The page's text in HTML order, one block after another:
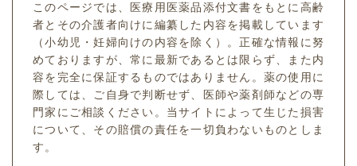
このページでは、医療用医薬品添付文書をもとに高齢
者とその介護者向けに編纂した内容を掲載しています
（小幼児・妊婦向けの内容を除く）。正確な情報に努
めておりますが、常に最新であるとは限らず、また内
容を完全に保証するものではありません。薬の使用に
際しては、ご自身で判断せず、医師や薬剤師などの専
門家にご相談ください。当サイトによって生じた損害
について、その賠償の責任を一切負わないものとしま
す。